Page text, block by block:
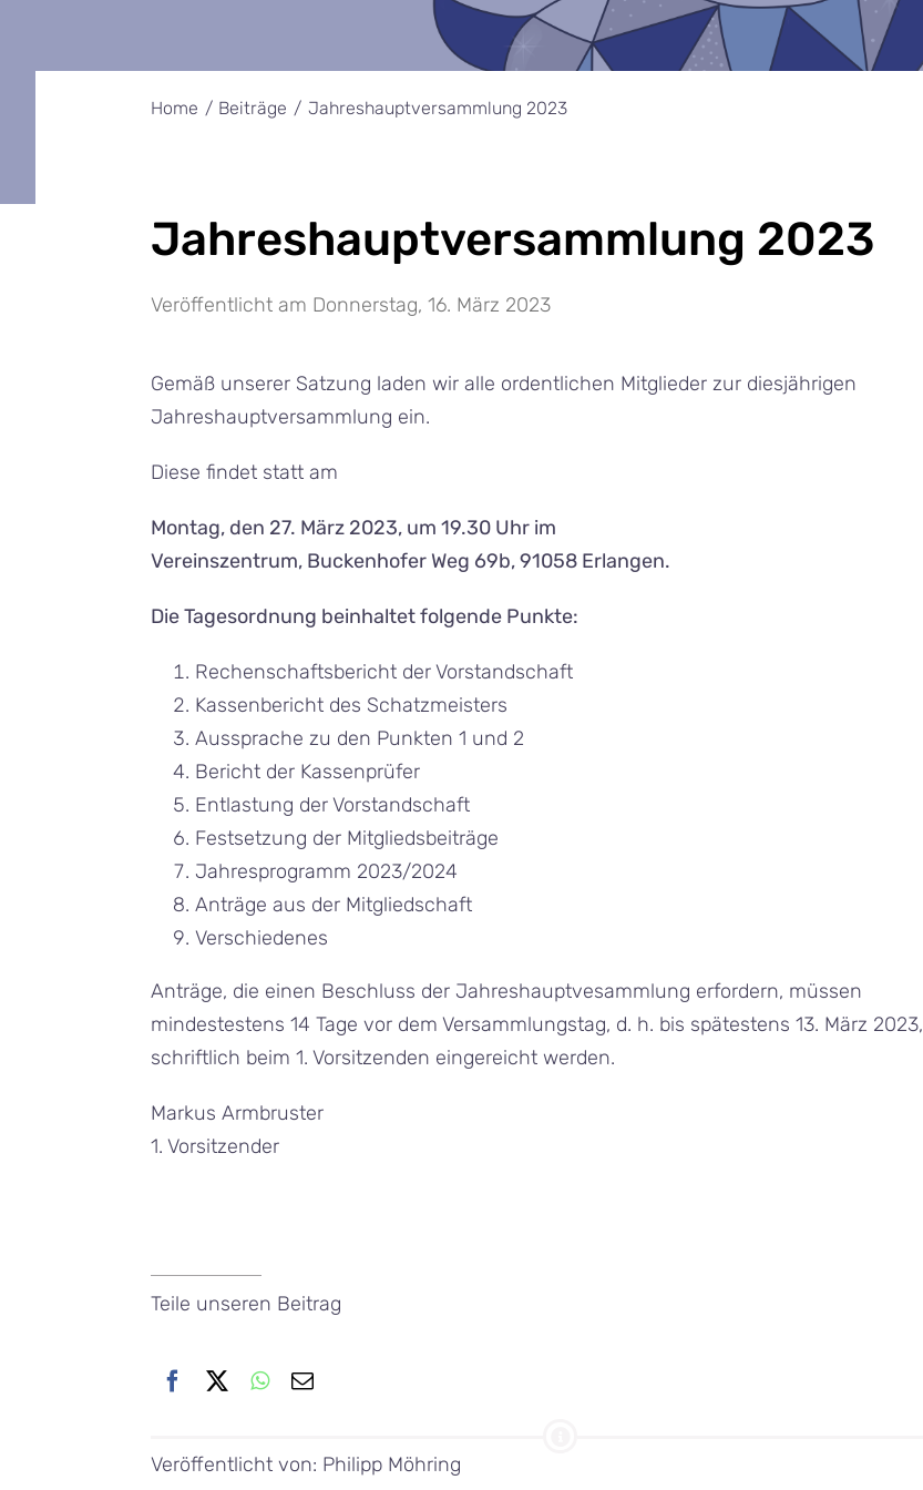
Home Beiträge Jahreshauptversammlung 2023
Jahreshauptversammlung 2023
Veröffentlicht am Donnerstag, 16. März 2023
Gemäß unserer Satzung laden wir alle ordentlichen Mitglieder zur diesjährigen
Jahreshauptversammlung ein.
Diese findet statt am
Montag, den 27. März 2023, um 19.30 Uhr im
Vereinszentrum, Buckenhofer Weg 69b, 91058 Erlangen.
Die Tagesordnung beinhaltet folgende Punkte:
Rechenschaftsbericht der Vorstandschaft
Kassenbericht des Schatzmeisters
Aussprache zu den Punkten 1 und 2
Bericht der Kassenprüfer
Entlastung der Vorstandschaft
Festsetzung der Mitgliedsbeiträge
Jahresprogramm 2023/2024
Anträge aus der Mitgliedschaft
Verschiedenes
Anträge, die einen Beschluss der Jahreshauptvesammlung erfordern, müssen
mindestestens 14 Tage vor dem Versammlungstag, d. h. bis spätestens 13. März 2023,
schriftlich beim 1. Vorsitzenden eingereicht werden.
Markus Armbruster
1. Vorsitzender
Teile unseren Beitrag
Veröffentlicht von: Philipp Möhring